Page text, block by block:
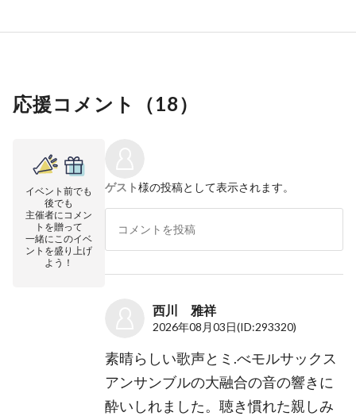
応援コメント（18）
イベント前でも
後でも
主催者にコメン
トを贈って
一緒にこのイベ
ントを盛り上げ
よう！
ゲスト様の投稿として表示されます。
西川 雅祥
2026年08月03日(ID:293320)
素晴らしい歌声とミ.べモルサックス
アンサンブルの大融合の音の響きに
酔いしれました。聴き慣れた親しみ